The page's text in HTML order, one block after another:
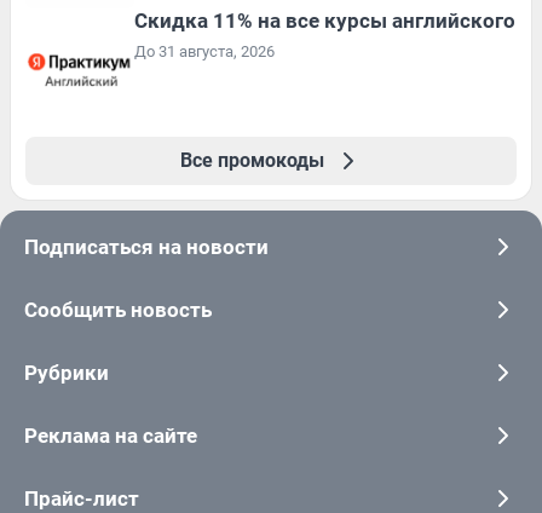
Скидка 11% на все курсы английского
До 31 августа, 2026
Все промокоды
Подписаться на новости
Сообщить новость
Рубрики
Реклама на сайте
Прайс-лист